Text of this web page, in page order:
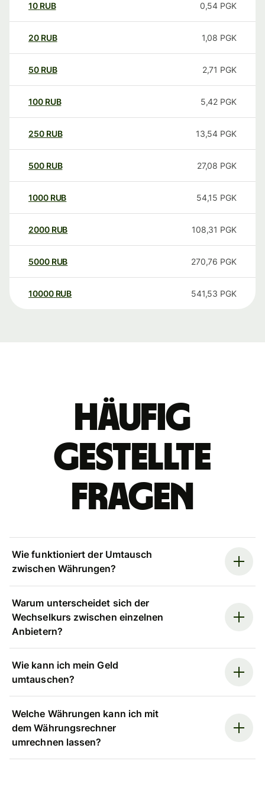
10 RUB 0,54 PGK
20 RUB 1,08 PGK
50 RUB 2,71 PGK
100 RUB 5,42 PGK
250 RUB 13,54 PGK
500 RUB 27,08 PGK
1000 RUB 54,15 PGK
2000 RUB 108,31 PGK
5000 RUB 270,76 PGK
10000 RUB 541,53 PGK
Häufig
gestellte
Fragen
Wie funktioniert der Umtausch
zwischen Währungen?
Warum unterscheidet sich der
Wechselkurs zwischen einzelnen
Anbietern?
Wie kann ich mein Geld
umtauschen?
Welche Währungen kann ich mit
dem Währungsrechner
umrechnen lassen?